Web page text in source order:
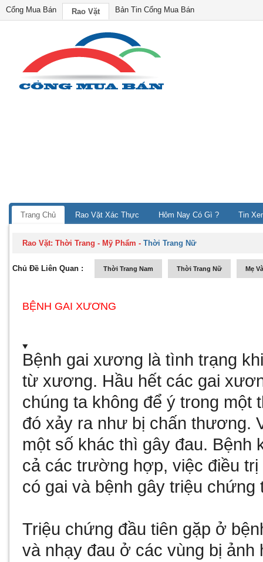
Cổng Mua Bán Rao Vặt Bản Tin Cổng Mua Bán
Trang Chủ Rao Vặt Xác Thực Hôm Nay Có Gì ? Tin
Rao Vặt:Thời Trang - Mỹ Phẩm -Thời Trang Nữ
Chủ Đề Liên Quan : Thời Trang Nam Thời Trang Nữ Mẹ
BỆNH GAI XƯƠNG
Bệnh gai xương là tình trạng
từ xương. Hầu hết các gai
chúng ta không để ý trong một
đó xảy ra như bị chấn thương.
một số khác thì gây đau. Bệnh
cả các trường hợp, việc điều
có gai và bệnh gây triệu chứng
Triệu chứng đầu tiên gặp ở
và nhạy đau ở các vùng bị ảnh